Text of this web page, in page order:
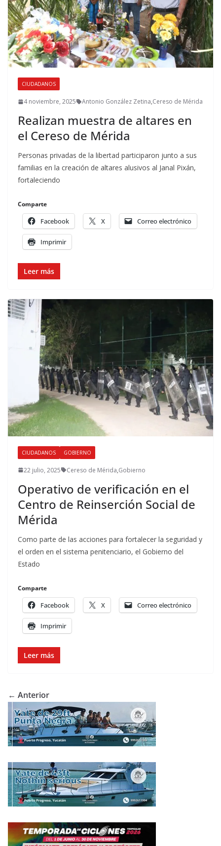
CIUDADANOS
4 noviembre, 2025 Antonio González Zetina,Cereso de Mérida
Realizan muestra de altares en
el Cereso de Mérida
Personas privadas de la libertad participaron junto a sus
familias en la creación de altares alusivos al Janal Pixán,
fortaleciendo
Comparte
Facebook X Correo electrónico
Imprimir
Leer más
CIUDADANOS GOBIERNO
22 julio, 2025 Cereso de Mérida,Gobierno
Operativo de verificación en el
Centro de Reinserción Social de
Mérida
Como parte de las acciones para fortalecer la seguridad y
el orden en el sistema penitenciario, el Gobierno del
Estado
Comparte
Facebook X Correo electrónico
Imprimir
Leer más
← Anterior